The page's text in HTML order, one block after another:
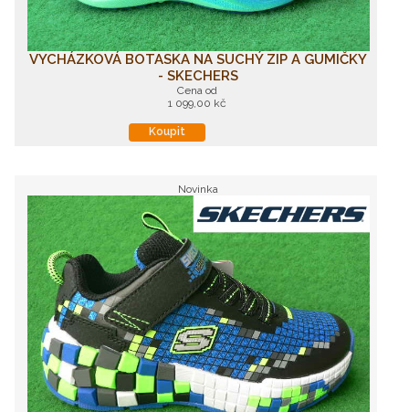
VYCHÁZKOVÁ BOTASKA NA SUCHÝ ZIP A GUMIČKY
- SKECHERS
Cena od
1 099,00 kč
Koupit
Novinka